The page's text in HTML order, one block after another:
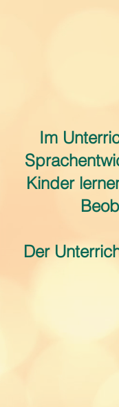
Im
Kinder
Der